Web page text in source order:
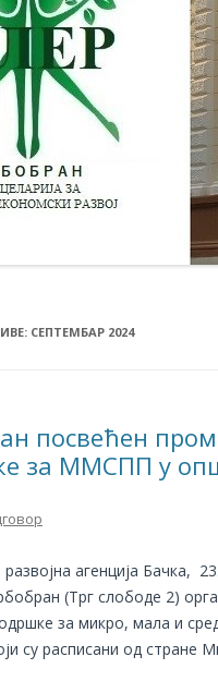
СЕПТЕМБАР 2024
посвећен
за ММСПП у
агенција Бачка,
(Трг слободе 2)
за микро, мала и
су расписани од стране